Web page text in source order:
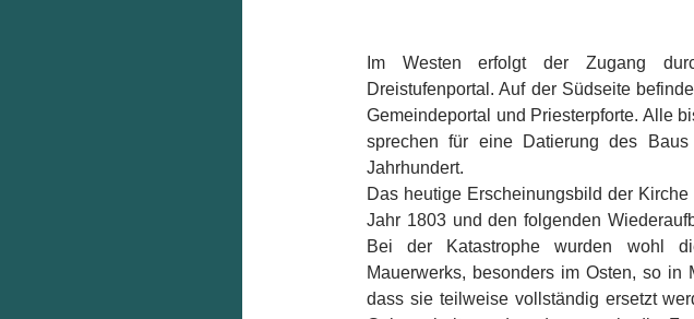
Im Westen erfolgt der Zugang
Dreistufenportal. Auf der Südseite
Gemeindeportal und Priesterpforte. Alle
sprechen für eine Datierung des
Jahrhundert.
Das heutige Erscheinungsbild der
Jahr 1803 und den folgenden
Bei der Katastrophe wurden wohl
Mauerwerks, besonders im Osten, so in
dass sie teilweise vollständig ersetzt